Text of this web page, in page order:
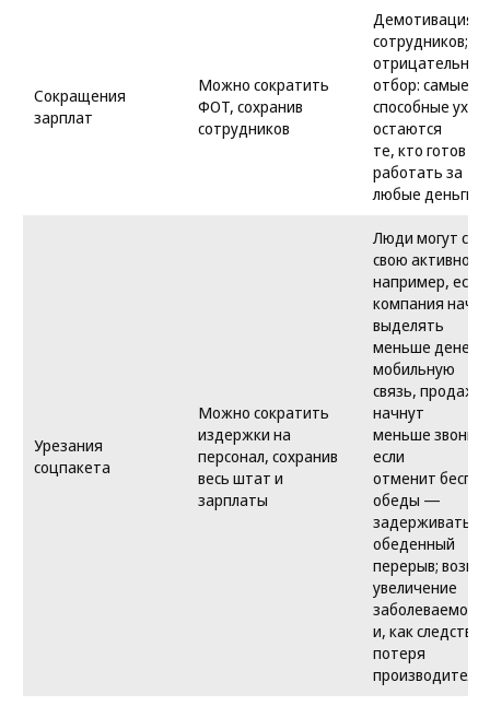
Сокращения
зарплат
Можно сократить
ФОТ, сохранив
сотрудников
Демотивация
сотрудников;
отрицательный
отбор: самые
способные
остаются
те, кто готов
работать за
любые деньги
Урезания
соцпакета
Можно сократить
издержки на
персонал, сохранив
весь штат и
зарплаты
Люди могут
свою
например, если
компания
выделять
меньше денег
мобильную
связь,
начнут
меньше
если
отменит
обеды —
задерживаться
обеденный
перерыв;
увеличение
и, как
потеря